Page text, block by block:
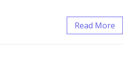
Read More